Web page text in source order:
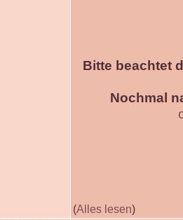
Bitte beachtet
Nochmal
(Alles lesen)